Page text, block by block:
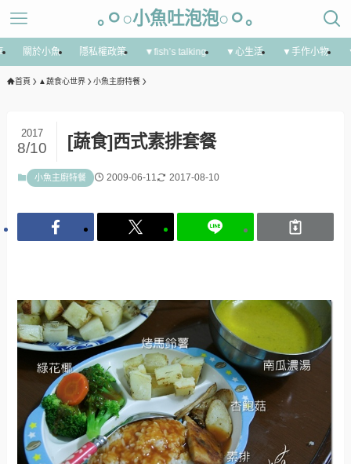
｡ㅇ○小魚吐泡泡○ㅇ｡
關於小魚 隱私權政策 ▼fish’s talking ▼心生活 ▼手作小物
首頁 ▲蔬食心世界 小魚主廚特餐
[蔬食]西式素排套餐
2017
8/10
小魚主廚特餐 2009-06-11 2017-08-10